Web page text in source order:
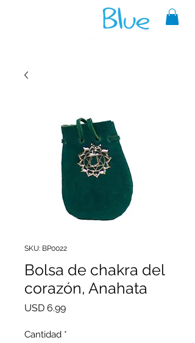
A reliable source of metaphysical
SKU: BP0022
Bolsa de chakra del
corazón, Anahata
USD 6.99Precio
Cantidad *